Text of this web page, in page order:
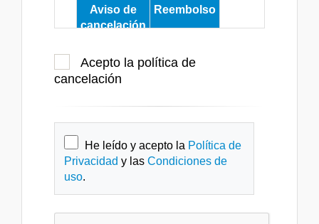
Aviso de
cancelación
Reembolso
menos 6
semanas
por lo
menos 4
semanas
50%
menos de 4
0%
Acepto la política de
cancelación
He leído y acepto la Política de
Privacidad y las Condiciones de
uso.